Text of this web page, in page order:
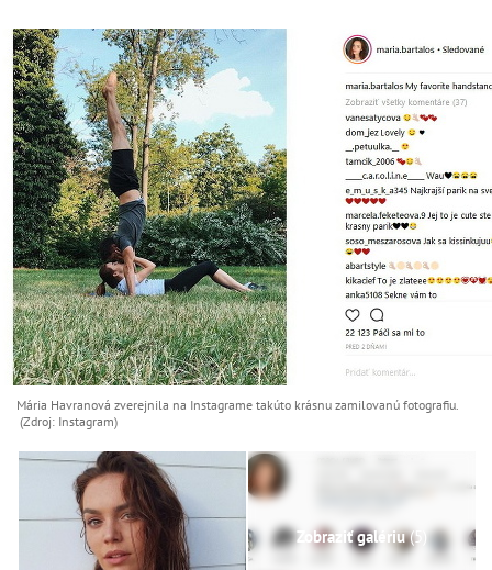
Mária Havranová zverejnila na Instagrame takúto krásnu zamilovanú fotografiu.
(Zdroj: Instagram)
Zobraziť galériu(5)